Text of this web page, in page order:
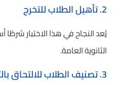
2. تأهيل الطلاب للتخرج
يُعد النجاح في هذا الاختبار
الثانوية العامة.
3. تصنيف الطلاب للالتحاق بالتعليم العالي